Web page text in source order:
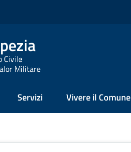
Civile
Militare
Servizi Vivere il Comune